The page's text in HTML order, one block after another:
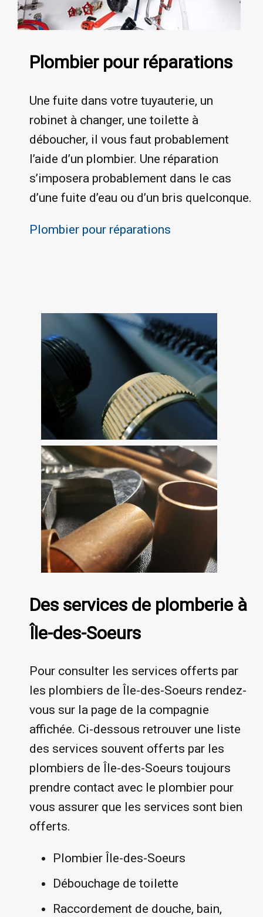
Plombier pour réparations
Une fuite dans votre tuyauterie, un
robinet à changer, une toilette à
déboucher, il vous faut probablement
l’aide d’un plombier. Une réparation
s’imposera probablement dans le cas
d’une fuite d’eau ou d’un bris quelconque.
Plombier pour réparations
Des services de plomberie à
Île-des-Soeurs
Pour consulter les services offerts par
les plombiers de Île-des-Soeurs rendez-
vous sur la page de la compagnie
affichée. Ci-dessous retrouver une liste
des services souvent offerts par les
plombiers de Île-des-Soeurs toujours
prendre contact avec le plombier pour
vous assurer que les services sont bien
offerts.
Plombier Île-des-Soeurs
Débouchage de toilette
Raccordement de douche, bain,